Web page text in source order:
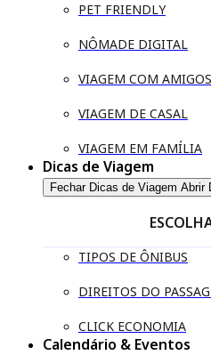
PET FRIENDLY
NÔMADE DIGITAL
VIAGEM COM AMIGOS
VIAGEM DE CASAL
VIAGEM EM FAMÍLIA
Dicas de Viagem
Fechar Dicas de Viagem Abrir
TIPOS DE ÔNIBUS
DIREITOS DO
CLICK ECONOMIA
Calendário & Eventos